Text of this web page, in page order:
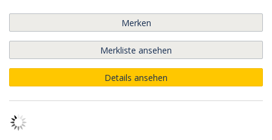
Merken
Merkliste ansehen
Details ansehen